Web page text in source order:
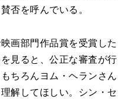
否を呼んでいる。
画部門作品賞を受賞した
見ると、公正な審査が行
ちろんヨム・ヘランさん
解してほしい。シン・セ